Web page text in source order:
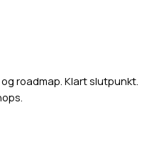
roadmap. Klart slutpunkt.